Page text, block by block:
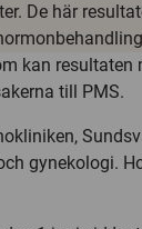
De här
kan
till PMS.
gynekologi.